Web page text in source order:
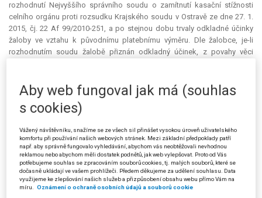
rozhodnutí Nejvyššího správního soudu o zamítnutí kasační stížnosti
celního orgánu proti rozsudku Krajského soudu v Ostravě ze dne 27. 1.
2015, čj. 22 Af 99/2010-251, a po stejnou dobu trvaly odkladné účinky
žaloby ve vztahu k původnímu platebnímu výměru. Dle žalobce, je-li
rozhodnutím soudu žalobě přiznán odkladný účinek, z povahy věci
žalovaného, že řízení o správní žalobě trvalo pouze do dne 27. 1. 2015,
jelikož pro posouzení délky trvání odkladného účinku žaloby není
rozhodné datum právní moci konečného rozhodnutí o žalobě, nýbrž
posuzovaném případě datum doručení rozhodnutí Nejvyššího správního
soudu, kterým byla zamítnuta kasační stížnost správního orgánu proti
rozhodnutí krajského soudu, tj. 20. 5. 2015.
3. Napadené rozhodnutí je nezákonné pro způsob, jakým žalovaný
posoudil soulad postupu celního orgánu I. stupně při vydání platebního
Aby web fungoval jak má (souhlas
s cookies)
Vážený návštěvníku, snažíme se ze všech sil přinášet vysokou úroveň uživatelského
komfortu při používání našich webových stránek. Mezi základní předpoklady patří
např. aby správně fungovalo vyhledávání, abychom vás neobtěžovali nevhodnou
reklamou nebo abychom měli dostatek podnětů, jak web vylepšovat. Proto od Vás
potřebujeme souhlas se zpracováním souborů cookies, tj. malých souborů, které se
dočasně ukládají ve vašem prohlížeči. Předem děkujeme za udělení souhlasu. Data
využijeme ke zlepšování našich služeb a přizpůsobení obsahu webu přímo Vám na
míru.
Oznámení o ochraně osobních údajů a souborů cookie